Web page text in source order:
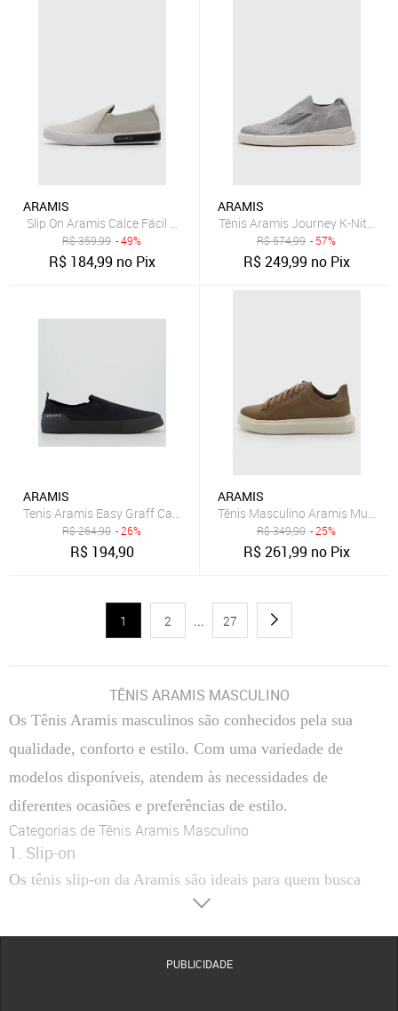
ARAMIS
Slip On Aramis Calce Fácil Bege
R$359,99 - 49%
R$ 184,99 no Pix
ARAMIS
Tênis Aramis Journey K-Nit
R$574,99 - 57%
R$249,99 no Pix
ARAMIS
Tenis Aramis Easy Graff Canvas All Black
R$264,90 - 26%
R$ 194,90
ARAMIS
Tênis Masculino Aramis Multi
R$349,90 - 25%
R$261,99 no Pix
1 2 ... 27
TÊNIS ARAMIS MASCULINO
Os Tênis Aramis masculinos são conhecidos pela sua
qualidade, conforto e estilo. Com uma variedade de
modelos disponíveis, atendem às necessidades de
diferentes ocasiões e preferências de estilo.
Categorias de Tênis Aramis Masculino
1. Slip-on
Os tênis slip-on da Aramis são ideais para quem busca
praticidade e conforto. Com design fácil de calçar e sem
cadarço, são perfeitos para o dia a dia.
PUBLICIDADE